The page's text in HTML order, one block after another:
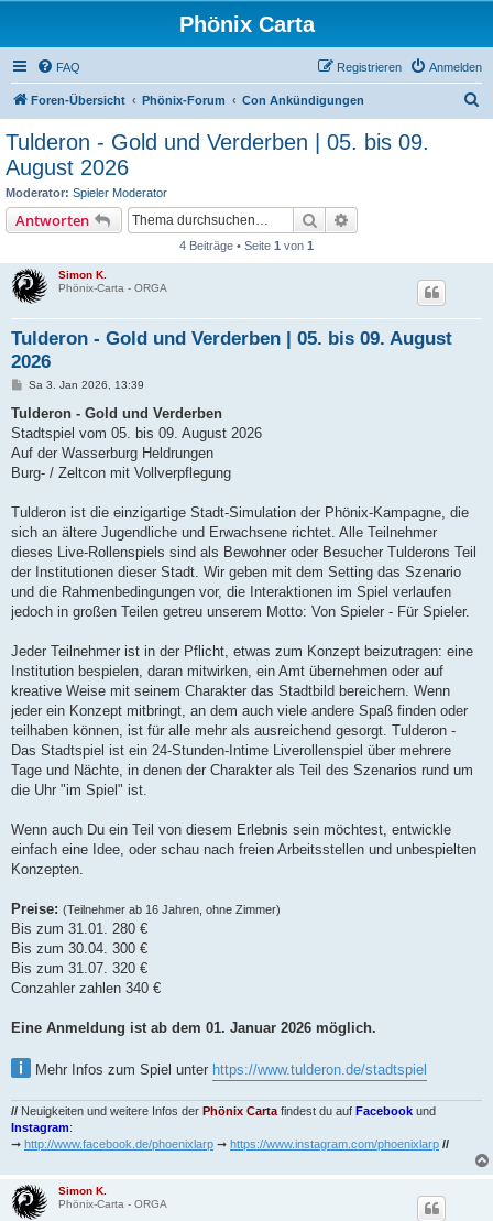
Phönix Carta
FAQ Anmelden
Registrieren
Foren-Übersicht Phönix-Forum Con Ankündigungen
Tulderon - Gold und Verderben | 05. bis 09.
August 2026
Moderator: Spieler Moderator
Antworten Suche
4 Beiträge • Seite 1 von 1
Simon K.
Phönix-Carta - ORGA
Tulderon - Gold und Verderben | 05. bis 09. August
2026
B
i
r
a
Sa 3. Jan 2026, 13:39
Tulderon - Gold und Verderben
Stadtspiel vom 05. bis 09. August 2026
Auf der Wasserburg Heldrungen
Burg- / Zeltcon mit Vollverpflegung
Tulderon ist die einzigartige Stadt-Simulation der Phönix-Kampagne, die
sich an ältere Jugendliche und Erwachsene richtet. Alle Teilnehmer
dieses Live-Rollenspiels sind als Bewohner oder Besucher Tulderons Teil
der Institutionen dieser Stadt. Wir geben mit dem Setting das Szenario
und die Rahmenbedingungen vor, die Interaktionen im Spiel verlaufen
jedoch in großen Teilen getreu unserem Motto: Von Spieler - Für Spieler.
Jeder Teilnehmer ist in der Pflicht, etwas zum Konzept beizutragen: eine
Institution bespielen, daran mitwirken, ein Amt übernehmen oder auf
kreative Weise mit seinem Charakter das Stadtbild bereichern. Wenn
jeder ein Konzept mitbringt, an dem auch viele andere Spaß finden oder
teilhaben können, ist für alle mehr als ausreichend gesorgt. Tulderon -
Das Stadtspiel ist ein 24-Stunden-Intime Liverollenspiel über mehrere
Tage und Nächte, in denen der Charakter als Teil des Szenarios rund um
die Uhr "im Spiel" ist.
Wenn auch Du ein Teil von diesem Erlebnis sein möchtest, entwickle
einfach eine Idee, oder schau nach freien Arbeitsstellen und unbespielten
Konzepten.
Preise: (Teilnehmer ab 16 Jahren, ohne Zimmer)
Bis zum 31.01. 280 €
Bis zum 30.04. 300 €
Bis zum 31.07. 320 €
Conzahler zahlen 340 €
Eine Anmeldung ist ab dem 01. Januar 2026 möglich.
Mehr Infos zum Spiel unter https://www.tulderon.de/stadtspiel
// Neuigkeiten und weitere Infos der Phönix Carta findest du auf Facebook und
Instagram:
➞ http://www.facebook.de/phoenixlarp ➞ https://www.instagram.com/phoenixlarp //
Simon K.
Phönix-Carta - ORGA